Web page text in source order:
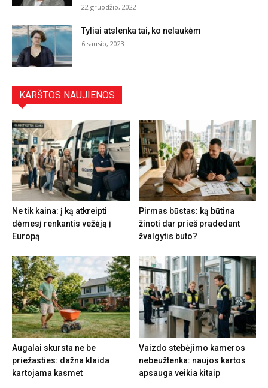
22 gruodžio, 2022
Tyliai atslenka tai, ko nelaukėm
6 sausio, 2023
KARŠTOS NAUJIENOS
Ne tik kaina: į ką atkreipti
dėmesį renkantis vežėją į
Europą
Pirmas būstas: ką būtina
žinoti dar prieš pradedant
žvalgytis buto?
Augalai skursta ne be
priežasties: dažna klaida
kartojama kasmet
Vaizdo stebėjimo kameros
nebeužtenka: naujos kartos
apsauga veikia kitaip